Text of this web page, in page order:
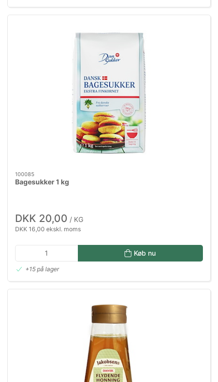
100085
Bagesukker 1 kg
DKK 20,00 / KG
DKK 16,00 ekskl. moms
Køb nu
+15 på lager